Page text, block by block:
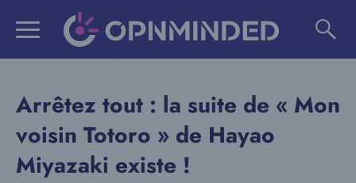
Arrêtez tout : la suite de « Mon
voisin Totoro » de Hayao
Miyazaki existe !